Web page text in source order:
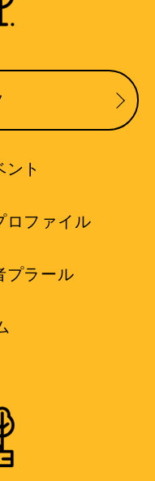
ント
ロファイル
プラール